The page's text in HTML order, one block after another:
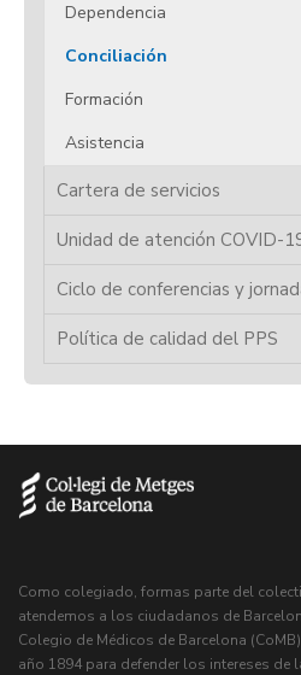
Dependencia
Conciliación
Formación
Asistencia
Cartera de servicios
Unidad de atención COVID-
Ciclo de conferencias y
Política de calidad del PPS
Como colegiado, formas parte del
atendemos a los ciudadanos de
Colegio de Médicos de Barcelona
año 1894 para defender los intereses de